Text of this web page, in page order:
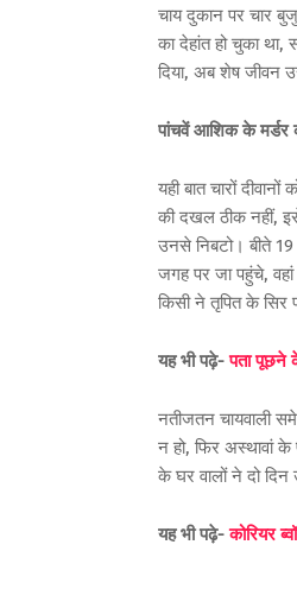
चाय दुकान पर चार
का देहांत हो चुका
दिया, अब शेष जीवन
पांचवें आशिक के मर्डर
यही बात चारों
की दखल ठीक नहीं, इसे
उनसे निबटो। बीते
जगह पर जा पहुंचे,
किसी ने तृपित के सिर
यह भी पढ़े-पता पूछने
नतीजतन चायवाली
न हो, फिर अस्थावां के
के घर वालों ने दो दिन
यह भी पढ़े-कोरियर